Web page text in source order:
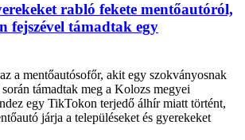
rabló fekete mentőautóról,
fejszével támadtak egy
a mentőautósofőr, akit egy szokványosnak
támadtak meg a Kolozs megyei
egy TikTokon terjedő álhír miatt történt,
járja a településeket és gyerekeket